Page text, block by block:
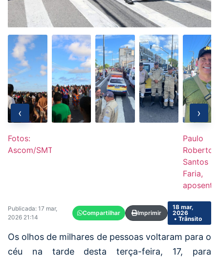
‹
Fotos:
Ascom/SMTT
Paulo
Roberto
Santos
Faria,
›
Publicada: 17 mar,
2026 21:14
Compartilhar Imprimir
18 mar,
2026
• Trânsito
Os olhos de milhares de pessoas voltaram para o
céu na tarde desta terça-feira, 17, para